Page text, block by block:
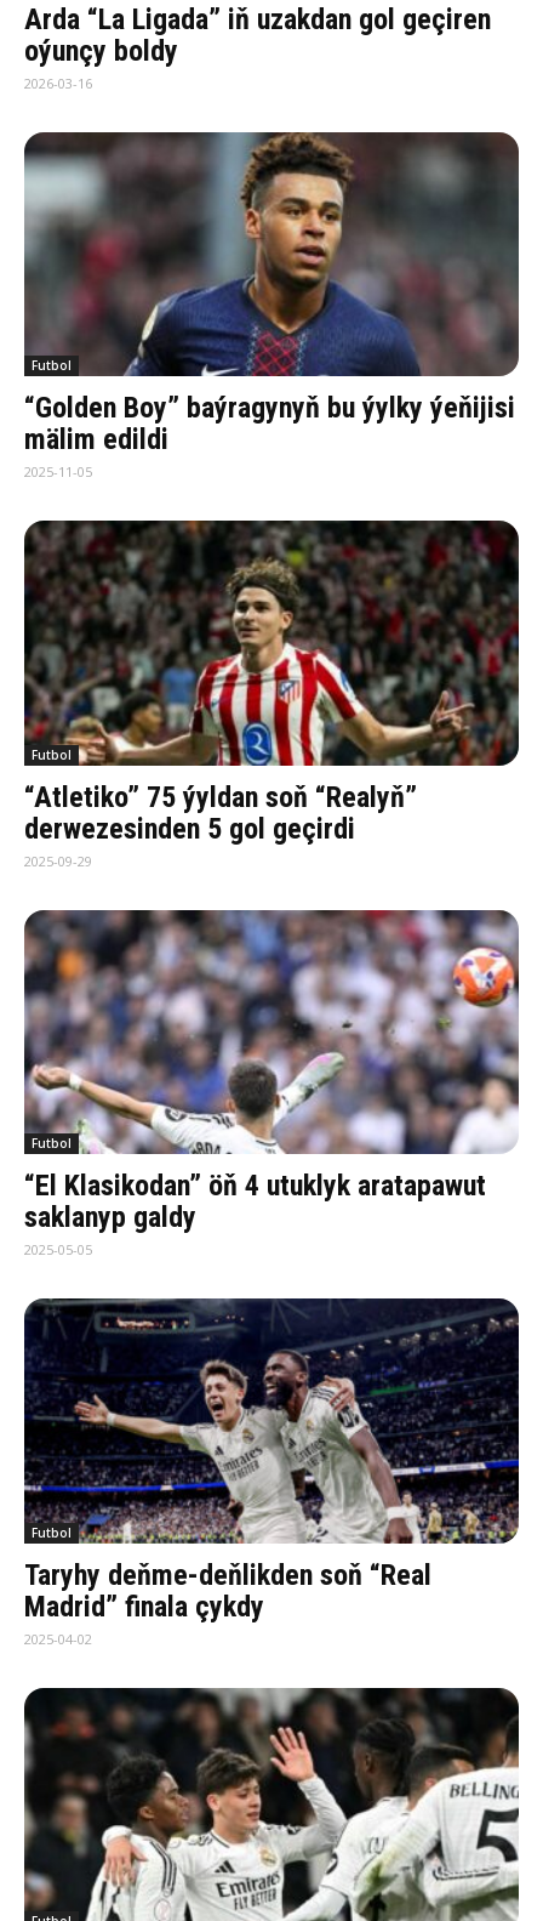
Arda “La Ligada” iň uzakdan gol geçiren
oýunçy boldy
2026-03-16
Futbol
“Golden Boy” baýragynyň bu ýylky ýeňijisi
mälim edildi
2025-11-05
Futbol
“Atletiko” 75 ýyldan soň “Realyň”
derwezesinden 5 gol geçirdi
2025-09-29
Futbol
“El Klasikodan” öň 4 utuklyk aratapawut
saklanyp galdy
2025-05-05
Futbol
Taryhy deňme-deňlikden soň “Real
Madrid” finala çykdy
2025-04-02